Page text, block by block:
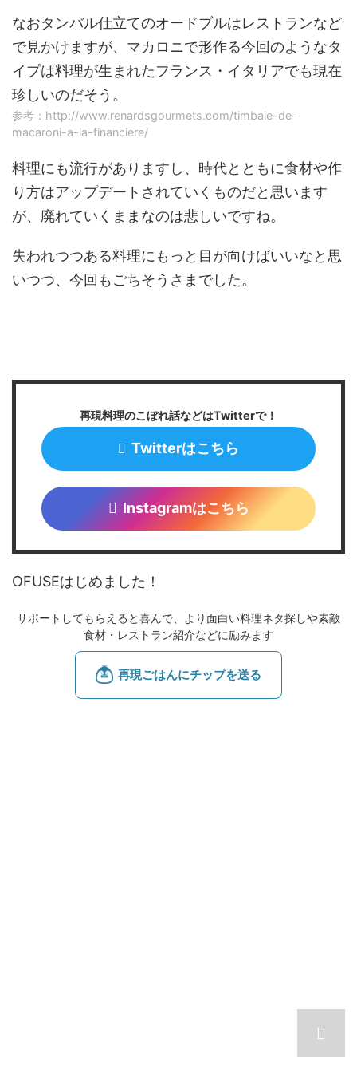
なおタンバル仕立てのオードブルはレストランなど
で見かけますが、マカロニで形作る今回のようなタ
イプは料理が生まれたフランス・イタリアでも現在
珍しいのだそう。
参考：http://www.renardsgourmets.com/timbale-de-
macaroni-a-la-financiere/
料理にも流行がありますし、時代とともに食材や作
り方はアップデートされていくものだと思います
が、廃れていくままなのは悲しいですね。
失われつつある料理にもっと目が向けばいいなと思
いつつ、今回もごちそうさまでした。
再現料理のこぼれ話などはTwitterで！
Twitterはこちら
Instagramはこちら
OFUSEはじめました！
サポートしてもらえると喜んで、より面白い料理ネタ探しや素敵
食材・レストラン紹介などに励みます